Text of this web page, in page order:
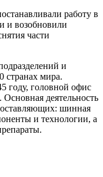
работу в
и возобновили
части
и
странах мира.
году, головной офис
деятельность
шинная
и технологии, а